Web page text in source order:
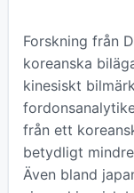
Forskning från
koreanska
kinesiskt
från ett
betydligt
Även bland